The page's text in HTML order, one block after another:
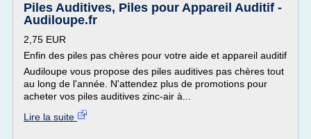
Piles Auditives, Piles pour Appareil Auditif -
Audiloupe.fr
2,75 EUR
Enfin des piles pas chères pour votre aide et appareil auditif
Audiloupe vous propose des piles auditives pas chères tout
au long de l'année. N'attendez plus de promotions pour
acheter vos piles auditives zinc-air à...
Lire la suite